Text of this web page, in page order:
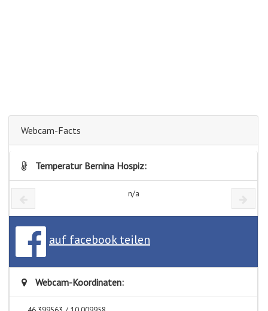
Webcam-Facts
Temperatur Bernina Hospiz:
n/a
auf facebook teilen
Webcam-Koordinaten: